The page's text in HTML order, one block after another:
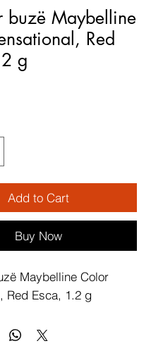
buzë Maybelline
Red
g
Add to Cart
Buy Now
Maybelline Color
Red Esca, 1.2 g